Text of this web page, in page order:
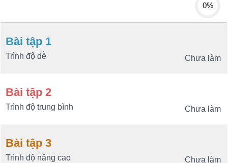
0%
Bài tập 1
Chưa làm
Trình độ dễ
Bài tập 2
Chưa làm
Trình độ trung bình
Bài tập 3
Chưa làm
Trình độ nâng cao